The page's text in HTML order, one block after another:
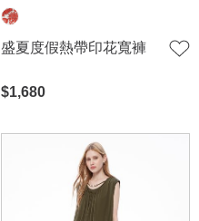
盛夏度假熱帶印花寬褲
$1,680